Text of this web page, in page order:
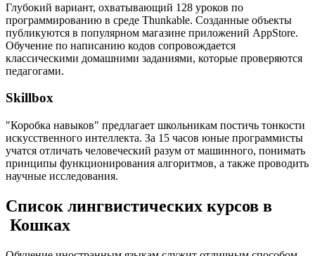
Глубокий вариант, охватывающий 128 уроков по
программированию в среде Thunkable. Созданные объекты
публикуются в популярном магазине приложений AppStore.
Обучение по написанию кодов сопровождается
классическими домашними заданиями, которые проверяются
педагогами.
Skillbox
"Коробка навыков" предлагает школьникам постичь тонкости
искусственного интеллекта. За 15 часов юные программисты
учатся отличать человеческий разум от машинного, понимать
принципы функционирования алгоритмов, а также проводить
научные исследования.
Список лингвистических курсов в
Кошках